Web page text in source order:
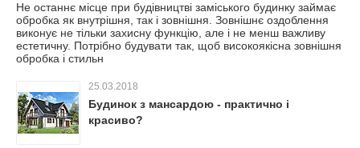
Не останнє місце при будівництві заміського будинку займає
обробка як внутрішня, так і зовнішня. Зовнішнє оздоблення
виконує не тільки захисну функцію, але і не менш важливу
естетичну. Потрібно будувати так, щоб високоякісна зовнішня
обробка і стильн
25.03.2018
Будинок з мансардою - практично і
красиво?